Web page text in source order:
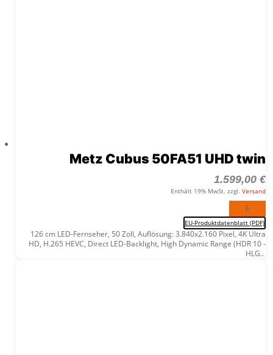
Metz Cubus 50FA51 UHD twin
1.599,00 €
Enthält 19% MwSt. zzgl. Versand
F
EU-Produktdatenblatt (PDF)
126 cm LED-Fernseher, 50 Zoll, Auflösung: 3.840x2.160 Pixel, 4K Ultra
HD, H.265 HEVC, Direct LED-Backlight, High Dynamic Range (HDR 10 -
HLG...